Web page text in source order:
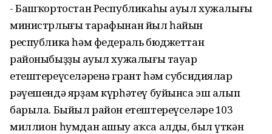
- Башҡортостан Республикаһы ауыл хужалығы
министрлығы тарафынан йыл һайын
республика һәм федераль бюджеттан
районыбыҙҙың ауыл хужалығы тауар
етештереүселәренә грант һәм субсидиялар
рәүешендә ярҙам күрһәтеү буйынса эш алып
барыла. Быйыл район етештереүселәре 103
миллион һумдан ашыу аҡса алды, был үткән